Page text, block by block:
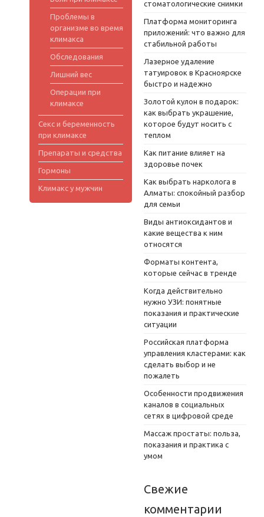
Проблемы в
организме во время
климакса
Обследования
Лишний вес
Операции при
климаксе
Секс и беременность
при климаксе
Препараты и средства
Гормоны
Климакс у мужчин
стоматологические снимки
Платформа мониторинга
приложений: что важно для
стабильной работы
Лазерное удаление
татуировок в Красноярске
быстро и надежно
Золотой кулон в подарок:
как выбрать украшение,
которое будут носить с
теплом
Как питание влияет на
здоровье почек
Как выбрать нарколога в
Алматы: спокойный разбор
для семьи
Виды антиоксидантов и
какие вещества к ним
относятся
Форматы контента,
которые сейчас в тренде
Когда действительно
нужно УЗИ: понятные
показания и практические
ситуации
Российская платформа
управления кластерами: как
сделать выбор и не
пожалеть
Особенности продвижения
каналов в социальных
сетях в цифровой среде
Массаж простаты: польза,
показания и практика с
умом
Свежие
комментарии